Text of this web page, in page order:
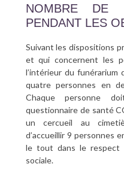
NOMBRE DE
PENDANT LES
Suivant les dispositions
et qui concernent les
l’intérieur du
quatre personnes en
Chaque personne
questionnaire de santé
un cercueil au
d’accueillir 9 personnes
le tout dans le respect
sociale.